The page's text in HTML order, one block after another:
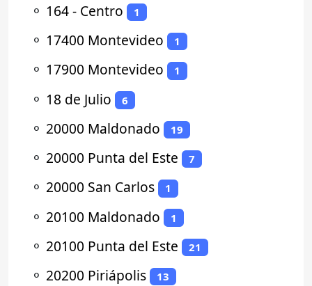
⚬ 164 - Centro 1
⚬ 17400 Montevideo 1
⚬ 17900 Montevideo 1
⚬ 18 de Julio 6
⚬ 20000 Maldonado 19
⚬ 20000 Punta del Este 7
⚬ 20000 San Carlos 1
⚬ 20100 Maldonado 1
⚬ 20100 Punta del Este 21
⚬ 20200 Piriápolis 13